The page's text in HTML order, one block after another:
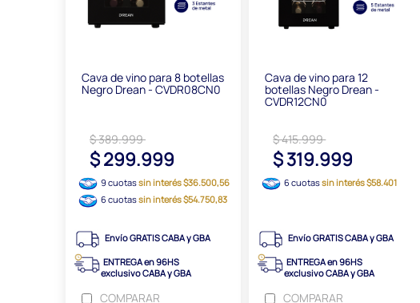
Cava de vino para 8 botellas
Negro Drean - CVDR08CN0
$ 389.999
$ 299.999
9 cuotassin interés $36.500,56
6 cuotassin interés $54.750,83
Envío GRATIS CABA y GBA
ENTREGA en 96HS
exclusivo CABA y GBA
COMPARAR
Cava de vino para 12
botellas Negro Drean -
CVDR12CN0
$ 415.999
$ 319.999
6 cuotassin interés $58.401
Envío GRATIS CABA y GBA
ENTREGA en 96HS
exclusivo CABA y GBA
COMPARAR